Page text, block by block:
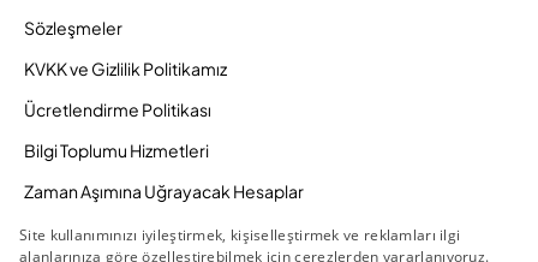
Sözleşmeler
KVKK ve Gizlilik Politikamız
Ücretlendirme Politikası
Bilgi Toplumu Hizmetleri
Zaman Aşımına Uğrayacak Hesaplar
Duyurular ve Kampanyalar